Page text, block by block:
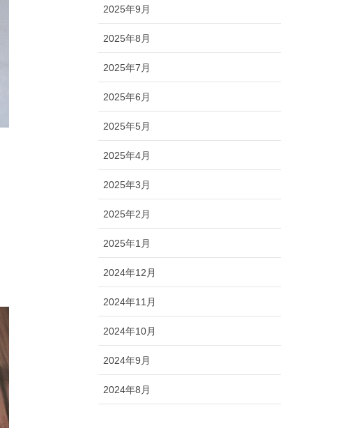
2025年9月
2025年8月
2025年7月
2025年6月
2025年5月
2025年4月
2025年3月
2025年2月
2025年1月
2024年12月
2024年11月
2024年10月
2024年9月
2024年8月